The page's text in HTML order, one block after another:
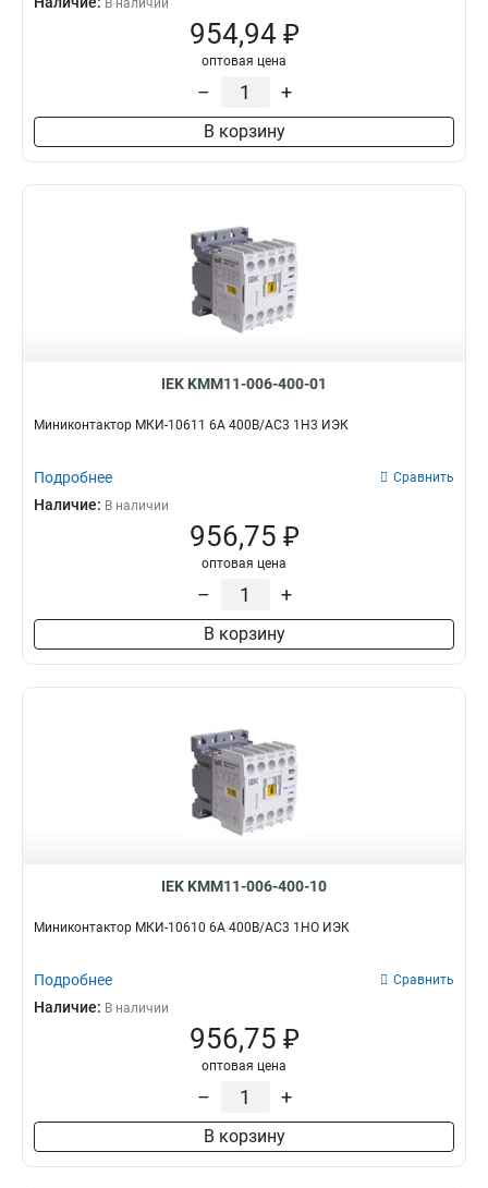
В наличии
954,94 ₽
оптовая цена
– +
В корзину
IEK KMM11-006-400-01
Миниконтактор МКИ-10611 6А 400В/АС3 1Н3 ИЭК
Подробнее Сравнить
Наличие: В наличии
956,75 ₽
оптовая цена
– +
В корзину
IEK KMM11-006-400-10
Миниконтактор МКИ-10610 6А 400В/АС3 1НО ИЭК
Подробнее Сравнить
Наличие: В наличии
956,75 ₽
оптовая цена
– +
В корзину